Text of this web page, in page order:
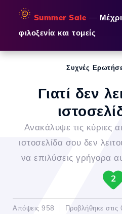
🌞 Summer Sale — Μέχρι
φιλοξενία και τομείς
Συχνές
Γιατί δεν
Ανακάλυψε τις κύριες
ιστοσελίδα σου δεν
να επιλύσεις γρήγορα
2
Απόψεις 958
Προβλήθηκε